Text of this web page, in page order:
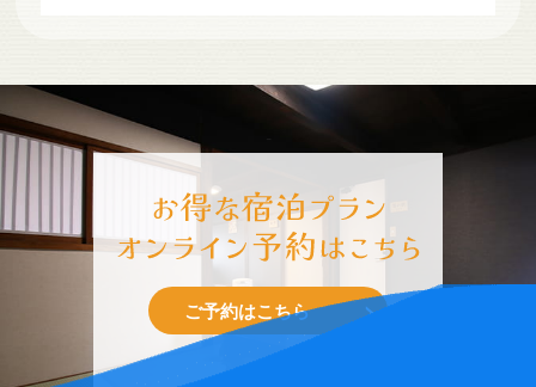
ご予約はこちら